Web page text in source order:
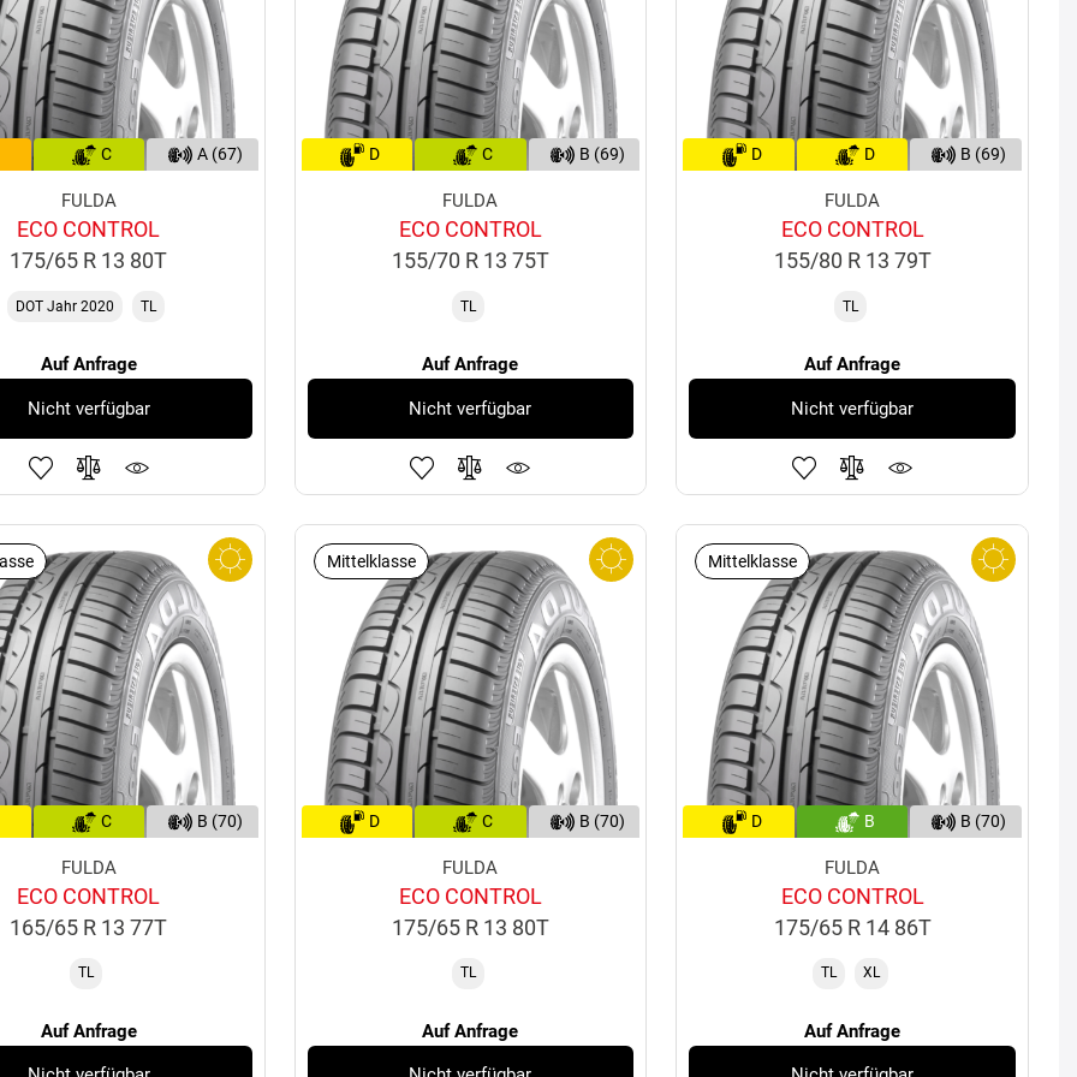
C A (67)
FULDA
ECO CONTROL
175/65 R 13 80T
DOT Jahr 2020 TL
Auf Anfrage
Nicht verfügbar
D C B (69)
FULDA
ECO CONTROL
155/70 R 13 75T
TL
Auf Anfrage
Nicht verfügbar
D D B (69)
FULDA
ECO CONTROL
155/80 R 13 79T
TL
Auf Anfrage
Nicht verfügbar
C B (70)
FULDA
ECO CONTROL
165/65 R 13 77T
TL
Auf Anfrage
Mittelklasse
D C B (70)
FULDA
ECO CONTROL
175/65 R 13 80T
TL
Auf Anfrage
Mittelklasse
D B B (70)
FULDA
ECO CONTROL
175/65 R 14 86T
TL XL
Auf Anfrage